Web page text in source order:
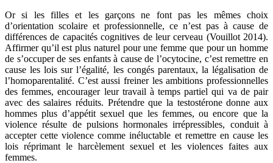
Or si les filles et les garçons ne font pas les mêmes choix
d’orientation scolaire et professionnelle, ce n’est pas à cause de
différences de capacités cognitives de leur cerveau (Vouillot 2014).
Affirmer qu’il est plus naturel pour une femme que pour un homme
de s’occuper de ses enfants à cause de l’ocytocine, c’est remettre en
cause les lois sur l’égalité, les congés parentaux, la légalisation de
l’homoparentalité. C’est aussi freiner les ambitions professionnelles
des femmes, encourager leur travail à temps partiel qui va de pair
avec des salaires réduits. Prétendre que la testostérone donne aux
hommes plus d’appétit sexuel que les femmes, ou encore que la
violence résulte de pulsions hormonales irrépressibles, conduit à
accepter cette violence comme inéluctable et remettre en cause les
lois réprimant le harcèlement sexuel et les violences faites aux
femmes.